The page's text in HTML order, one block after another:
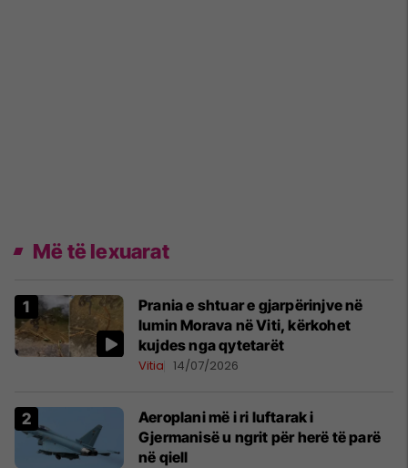
Më të lexuarat
Prania e shtuar e gjarpërinjve në
lumin Morava në Viti, kërkohet
kujdes nga qytetarët
Vitia 14/07/2026
Aeroplani më i ri luftarak i
Gjermanisë u ngrit për herë të parë
në qiell